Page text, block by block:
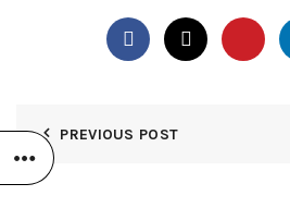
PREVIOUS POST